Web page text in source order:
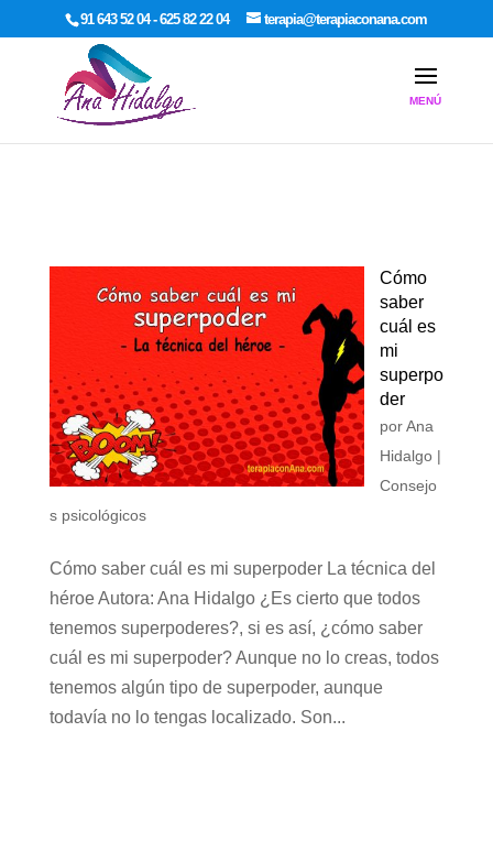
google-site-verification: google7dcda757e565a307.html
91 643 52 04 - 625 82 22 04 terapia@terapiaconana.com
Cómo
saber
cuál es
mi
superpo
der
porAna
Hidalgo|
Consejo
s psicológicos
Cómo saber cuál es mi superpoder La técnica del
héroe Autora: Ana Hidalgo ¿Es cierto que todos
tenemos superpoderes?, si es así, ¿cómo saber
cuál es mi superpoder? Aunque no lo creas, todos
tenemos algún tipo de superpoder, aunque
todavía no lo tengas localizado. Son...